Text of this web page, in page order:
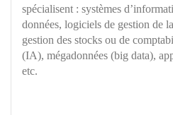
spécialisent : systèmes
données, logiciels de gestion de
gestion des stocks ou de
(IA), mégadonnées (big data),
etc.